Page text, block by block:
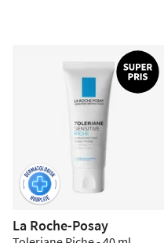
La Roche-Posay